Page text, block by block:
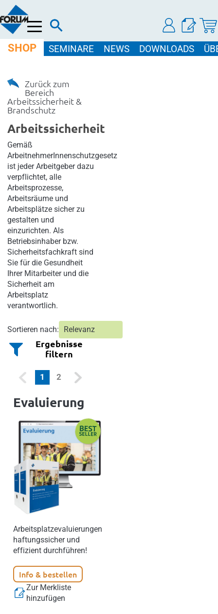
Menü
SHOP SEMINARE NEWS DOWNLOADS
Zurück zum
Bereich
Arbeitssicherheit &
Brandschutz
Arbeitssicherheit
Gemäß
ArbeitnehmerInnenschutzgesetz
ist jeder Arbeitgeber dazu
verpflichtet, alle
Arbeitsprozesse,
Arbeitsräume und
Arbeitsplätze sicher zu
gestalten und
einzurichten. Als
Betriebsinhaber bzw.
Sicherheitsfachkraft sind
Sie für die Gesundheit
Ihrer Mitarbeiter und die
Sicherheit am
Arbeitsplatz
verantwortlich.
Sortieren nach:
Ergebnisse
filtern
1 (current)
2
Evaluierung
Arbeitsplatzevaluierungen
haftungssicher und
effizient durchführen!
Info & bestellen
Zur Merkliste
hinzufügen